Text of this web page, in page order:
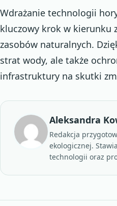
Wdrażanie technologii
kluczowy krok w kierunku
zasobów naturalnych.
strat wody, ale także
infrastruktury na skutki
Aleksandra
Redakcja
ekologicznej.
technologii oraz